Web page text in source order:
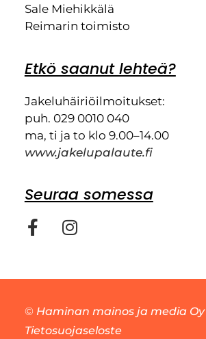
Sale Miehikkälä
Reimarin toimisto
Etkö saanut lehteä?
Jakeluhäiriöilmoitukset:
puh. 029 0010 040
ma, ti ja to klo 9.00–14.00
www.jakelupalaute.fi
Seuraa somessa
© Haminan mainos ja media Oy
Tietosuojaseloste